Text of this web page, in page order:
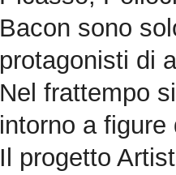
Bacon sono
protagonisti di
Nel frattempo
intorno a
Il progetto